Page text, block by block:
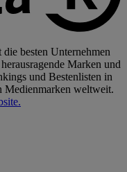
besten Unternehmen
Marken und
und Bestenlisten in
Medienmarken weltweit.